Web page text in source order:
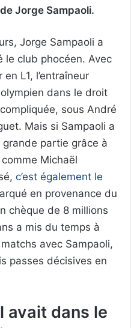
Jorge Sampaoli.
Jorge Sampaoli a
le club phocéen. Avec
L1, l’entraîneur
dans le droit
sous André
Mais si Sampaoli a
grande partie grâce à
Michaël
c’est également le
en provenance du
chèque de 8 millions
a mis du temps à
avec Sampaoli,
passes décisives en
avait dans le